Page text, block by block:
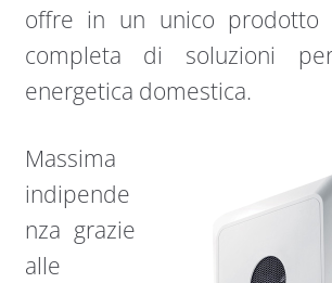
offre in un unico prodotto
completa di soluzioni per
energetica domestica.
Massima
indipende
nza grazie
alle